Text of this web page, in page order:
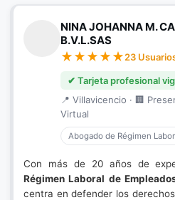
NINA JOHANNA M.
B.V.L.SAS
23
✔ Tarjeta profesional
📍 Villavicencio · 🏢
Virtual
Abogado de Régimen
Con más de 20 años de
Régimen Laboral de
centra en defender los